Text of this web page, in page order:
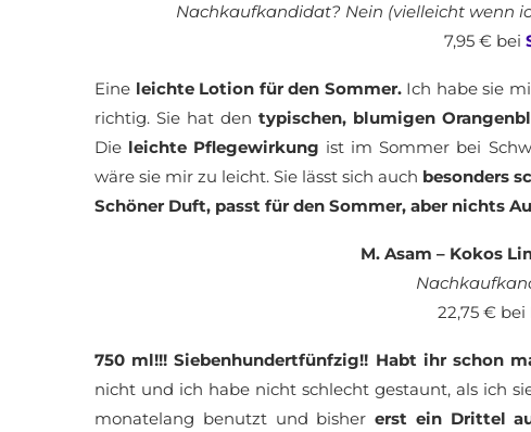
Nachkaufkandidat? Nein (vielleicht wenn
7,95 € bei
Eine leichte Lotion für den Sommer.Ich habe sie
richtig. Sie hat den typischen, blumigen
Die leichte Pflegewirkung ist im Sommer bei
wäre sie mir zu leicht. Sie lässt sich auch besonders
Schöner Duft, passt für den Sommer, aber nichts
M. Asam – Kokos
22,75 € bei
750 ml!!! Siebenhundertfünfzig!! Habt ihr schon
nicht und ich habe nicht schlecht gestaunt, als ich
monatelang benutzt und bishererst ein Drittel